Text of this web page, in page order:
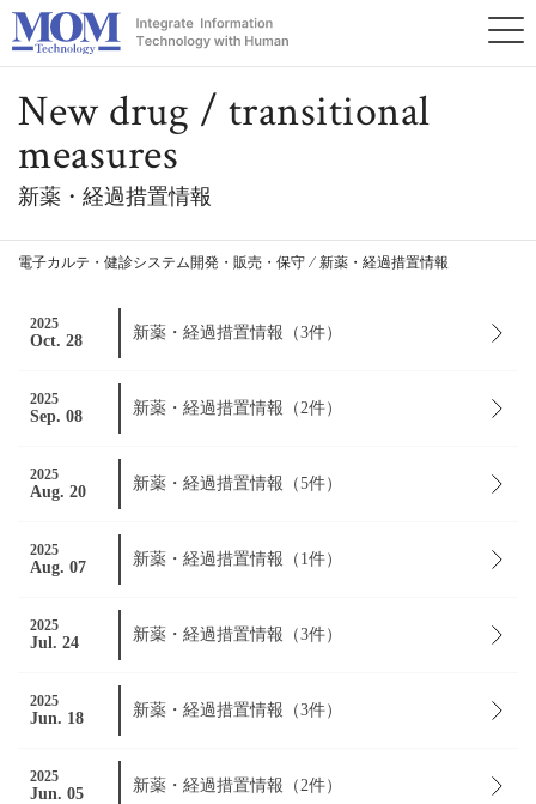
New drug / transitional
measures
新薬・経過措置情報
電子カルテ・健診システム開発・販売・保守 ⁄ 新薬・経過措置情報
2025
Oct. 28 新薬・経過措置情報（3件）
2025
Sep. 08 新薬・経過措置情報（2件）
2025
Aug. 20 新薬・経過措置情報（5件）
2025
Aug. 07 新薬・経過措置情報（1件）
2025
Jul. 24 新薬・経過措置情報（3件）
2025
Jun. 18 新薬・経過措置情報（3件）
2025
Jun. 05 新薬・経過措置情報（2件）